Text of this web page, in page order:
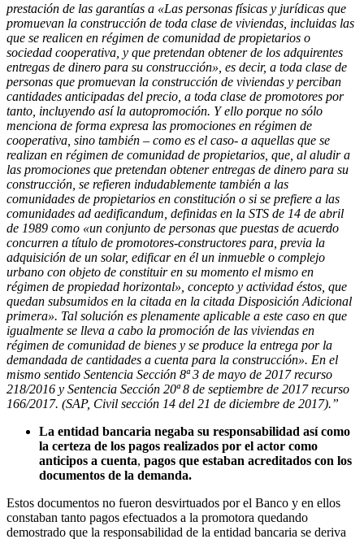
prestación de las garantías a «Las personas físicas y jurídicas que
promuevan la construcción de toda clase de viviendas, incluidas las
que se realicen en régimen de comunidad de propietarios o
sociedad cooperativa, y que pretendan obtener de los adquirentes
entregas de dinero para su construcción», es decir, a toda clase de
personas que promuevan la construcción de viviendas y perciban
cantidades anticipadas del precio, a toda clase de promotores por
tanto, incluyendo así la autopromoción. Y ello porque no sólo
menciona de forma expresa las promociones en régimen de
cooperativa, sino también – como es el caso- a aquellas que se
realizan en régimen de comunidad de propietarios, que, al aludir a
las promociones que pretendan obtener entregas de dinero para su
construcción, se refieren indudablemente también a las
comunidades de propietarios en constitución o si se prefiere a las
comunidades ad aedificandum, definidas en la STS de 14 de abril
de 1989 como «un conjunto de personas que puestas de acuerdo
concurren a título de promotores-constructores para, previa la
adquisición de un solar, edificar en él un inmueble o complejo
urbano con objeto de constituir en su momento el mismo en
régimen de propiedad horizontal», concepto y actividad éstos, que
quedan subsumidos en la citada en la citada Disposición Adicional
primera». Tal solución es plenamente aplicable a este caso en que
igualmente se lleva a cabo la promoción de las viviendas en
régimen de comunidad de bienes y se produce la entrega por la
demandada de cantidades a cuenta para la construcción». En el
mismo sentido Sentencia Sección 8ª 3 de mayo de 2017 recurso
218/2016 y Sentencia Sección 20ª 8 de septiembre de 2017 recurso
166/2017. (SAP, Civil sección 14 del 21 de diciembre de 2017).”
La entidad bancaria negaba su responsabilidad así como
la certeza de los pagos realizados por el actor como
anticipos a cuenta, pagos que estaban acreditados con los
documentos de la demanda.
Estos documentos no fueron desvirtuados por el Banco y en ellos
constaban tanto pagos efectuados a la promotora quedando
demostrado que la responsabilidad de la entidad bancaria se deriva